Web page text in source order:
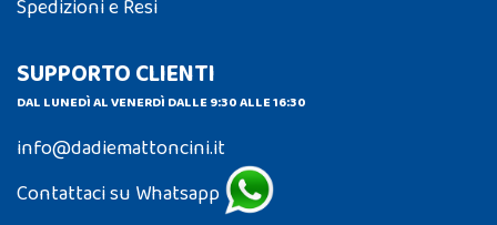
Spedizioni e Resi
SUPPORTO CLIENTI
DAL LUNEDÌ AL VENERDÌ DALLE 9:30 ALLE 16:30
info@dadiemattoncini.it
Contattaci su Whatsapp